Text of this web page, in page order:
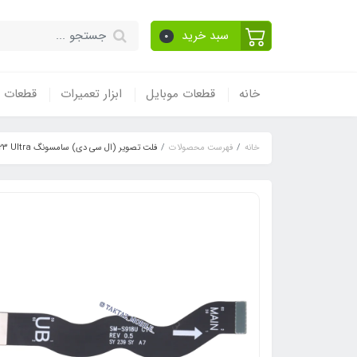
سبد خرید 0
خانه قطعات موبایل ابزار تعمیرات قطعات
خانه فهرست محصولات فلت تصویر (ال سی دی) سامسونگ Samsung S23 Ultra